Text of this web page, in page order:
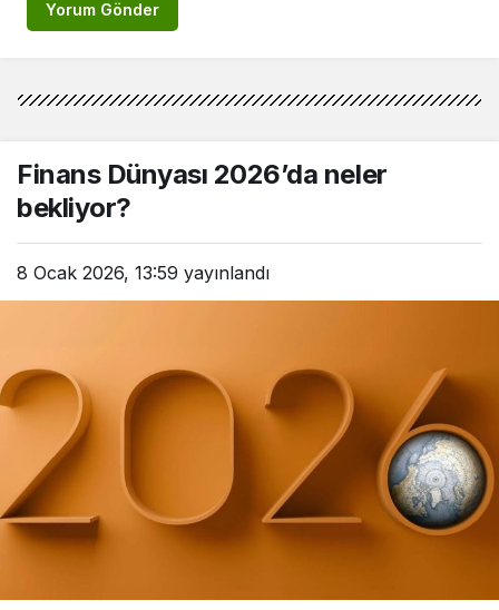
Yorum Gönder
Finans Dünyası 2026’da neler
bekliyor?
8 Ocak 2026, 13:59 yayınlandı